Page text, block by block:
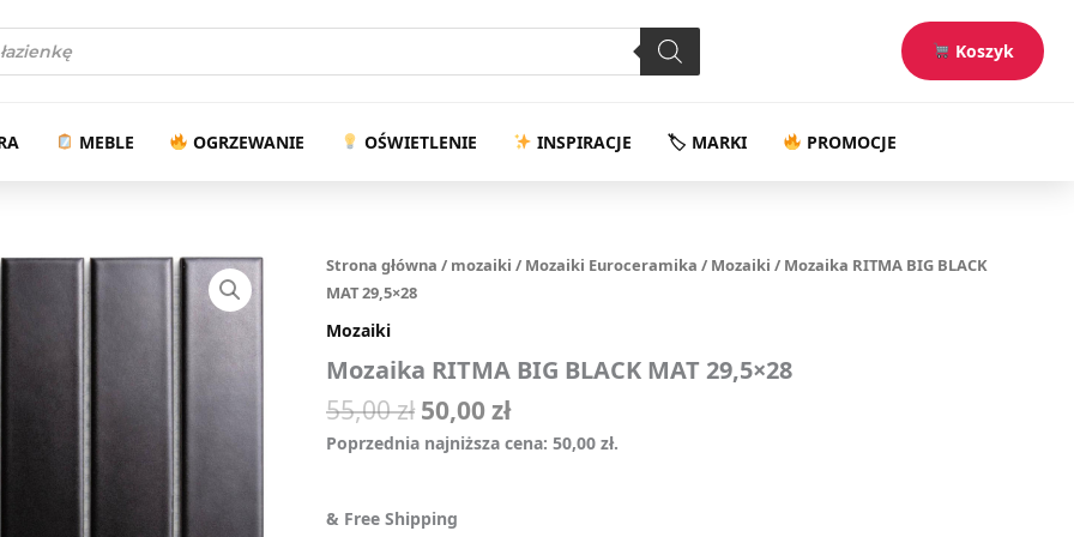
Koszyk
MEBLE OGRZEWANIE OŚWIETLENIE INSPIRACJE 🏷 MARKI PROMOCJE
Strona główna / mozaiki / Mozaiki Euroceramika / Mozaiki / Mozaika RITMA BIG BLACK
MAT 29,5×28
Mozaiki
Mozaika RITMA BIG BLACK MAT 29,5×28
55,00zł
Pierwotna
50,00zł
Aktualna
Poprzednia najniższa cena: 50,00 zł.
& Free Shipping
Mozaika
RITMA
BLACK
MAT
29,5x28
quantity
MAT
29,5x28
quantity